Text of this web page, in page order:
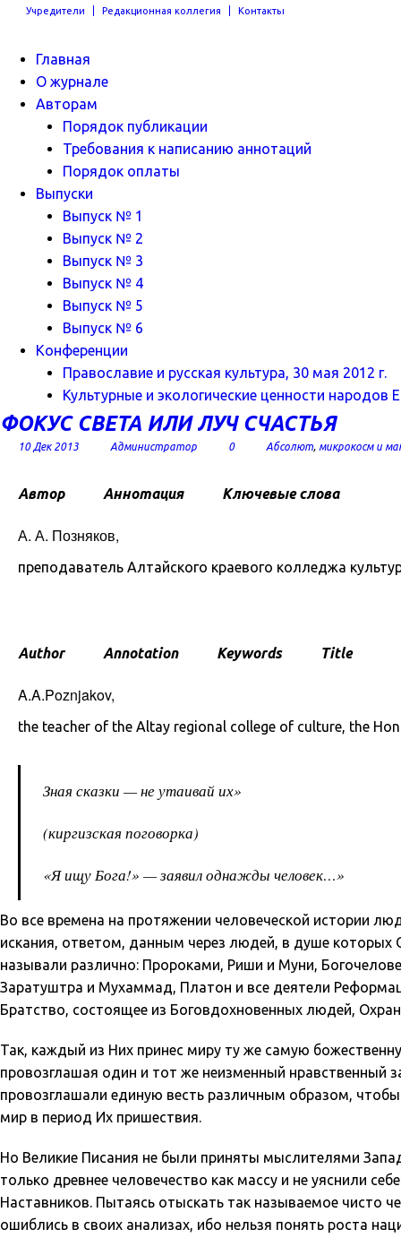
Учредители Редакционная коллегия Контакты
Главная
О журнале
Авторам
Порядок публикации
Требования к написанию аннотаций
Порядок оплаты
Выпуски
Выпуск № 1
Выпуск № 2
Выпуск № 3
Выпуск № 4
Выпуск № 5
Выпуск № 6
Конференции
Православие и русская культура, 30 мая 2012 г.
Культурные и экологические ценности народов
ФОКУС СВЕТА ИЛИ ЛУЧ СЧАСТЬЯ
10 Дек 2013 Администратор 0 Абсолют, микрокосм и
Автор Аннотация Ключевые слова
А. А. Позняков,
преподаватель Алтайского краевого колледжа
Author Annotation Keywords Title
A.A.Poznjakov,
the teacher of the Altay regional college of culture, the
Зная сказки — не утаивай их»
(киргизская поговорка)
«Я ищу Бога!» — заявил однажды человек…»
Во все времена на протяжении человеческой истории
искания, ответом, данным через людей, в душе
называли различно: Пророками, Риши и Муни,
Заратуштра и Мухаммад, Платон и все деятели
Братство, состоящее из Боговдохновенных людей,
Так, каждый из Них принес миру ту же самую
провозглашая один и тот же неизменный нравственный
провозглашали единую весть различным образом,
мир в период Их пришествия.
Но Великие Писания не были приняты мыслителями
только древнее человечество как массу и не уяснили
Наставников. Пытаясь отыскать так называемое чисто
ошиблись в своих анализах, ибо нельзя понять роста